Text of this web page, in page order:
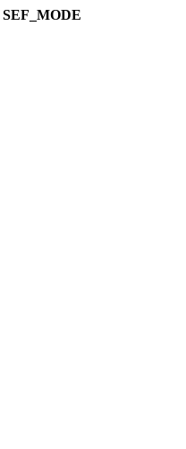
SEF_MODE